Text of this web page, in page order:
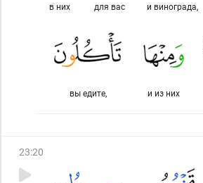
и винограда,
для вас
в них
и из них
вы едите,
23:20